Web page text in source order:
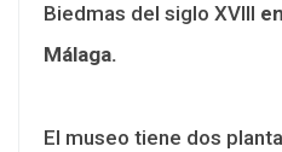
Biedmas del siglo XVIII
Málaga.
El museo tiene dos